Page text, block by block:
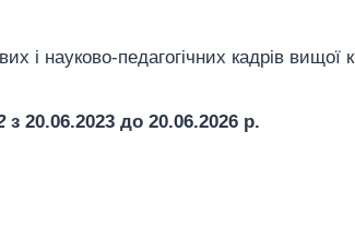
і науково-педагогічних кадрів вищої
з 20.06.2023 до 20.06.2026 р.